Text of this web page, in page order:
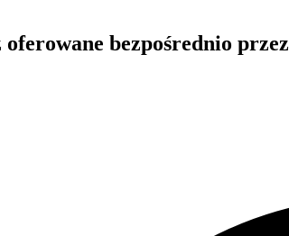
bezpośrednio przez